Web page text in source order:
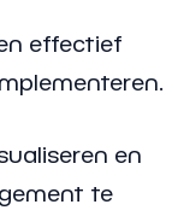
effectief
en
te